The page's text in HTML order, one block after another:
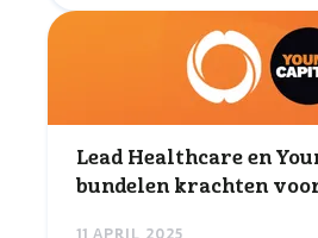
Lead Healthcare en
bundelen krachten
11 APRIL 2025